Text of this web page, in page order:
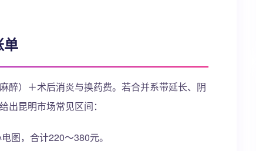
单
醉）＋术后消炎与换药费。若合并系带延长、阴
昆明市场常见区间：
图，合计220～380元。